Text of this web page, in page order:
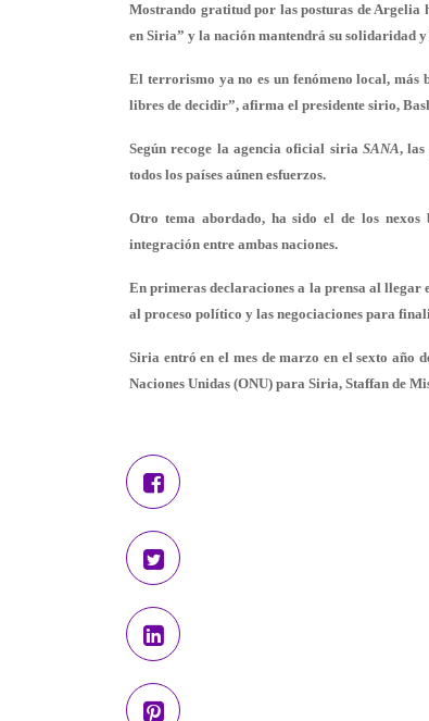
Mostrando gratitud por las posturas de Argelia
en Siria” y la nación mantendrá su solidaridad
El terrorismo ya no es un fenómeno local,
libres de decidir”, afirma el presidente sirio,
Según recoge la agencia oficial siria SANA, las
todos los países aúnen esfuerzos.
Otro tema abordado, ha sido el de los
integración entre ambas naciones.
En primeras declaraciones a la prensa al llegar
al proceso político y las negociaciones para
Siria entró en el mes de marzo en el sexto año
Naciones Unidas (ONU) para Siria, Staffan de